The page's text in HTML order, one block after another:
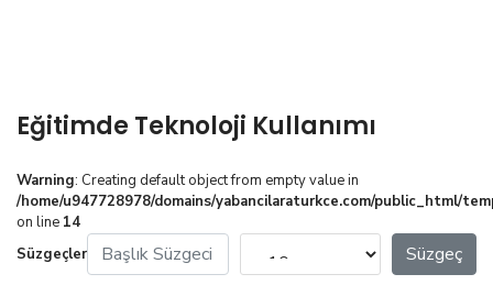
Eğitimde Teknoloji Kullanımı
Warning: Creating default object from empty value in
/home/u947728978/domains/yabancilaraturkce.com/public_html/
on line 14
Süzgeçler
Başlık Süzgeci Görüntüleme Sayısı Süzgeç